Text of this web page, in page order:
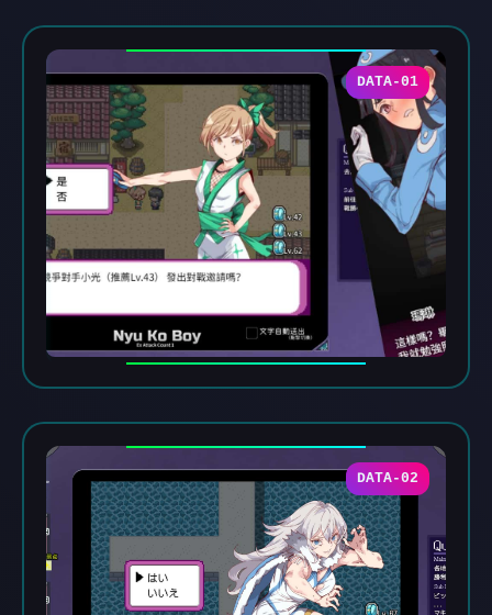
DATA-01
DATA-02